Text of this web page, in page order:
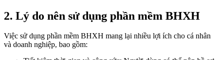
2. Lý do nên sử dụng phần mềm BHXH
Việc sử dụng phần mềm BHXH mang lại nhiều lợi ích cho cá nhân
và doanh nghiệp, bao gồm: